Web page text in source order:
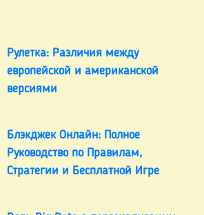
Рулетка: Различия между
европейской и американской
версиями
Блэкджек Онлайн: Полное
Руководство по Правилам,
Стратегии и Бесплатной Игре